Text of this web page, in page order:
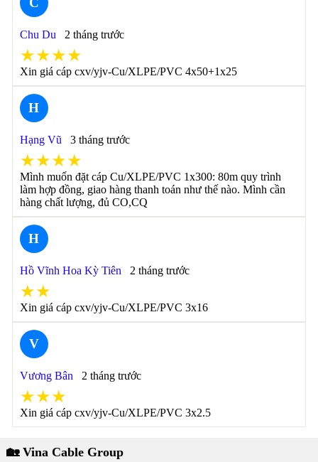
Chu Du 2 tháng trước
★★★★
Xin giá cáp cxv/yjv-Cu/XLPE/PVC 4x50+1x25
H
Hạng Vũ 3 tháng trước
★★★★
Mình muốn đặt cáp Cu/XLPE/PVC 1x300: 80m quy trình
làm hợp đồng, giao hàng thanh toán như thế nào. Mình cần
hàng chất lượng, đủ CO,CQ
H
Hồ Vĩnh Hoa Kỳ Tiên 2 tháng trước
★★
Xin giá cáp cxv/yjv-Cu/XLPE/PVC 3x16
V
Vương Bân 2 tháng trước
★★★
Xin giá cáp cxv/yjv-Cu/XLPE/PVC 3x2.5
🏡 Vina Cable Group